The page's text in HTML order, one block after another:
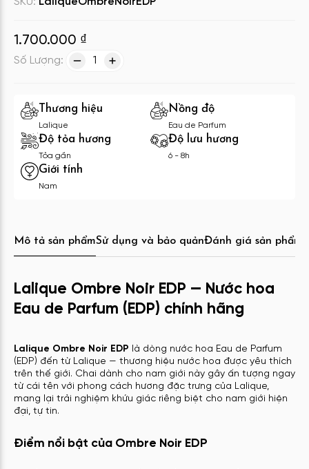
1.700.000 ₫
Số Lượng: 1
Thương hiệu
Lalique
Nồng độ
Eau de Parfum
Độ tỏa hương
Tỏa gần
Độ lưu hương
6 - 8h
Giới tính
Nam
Mô tả sản phẩmSử dụng và bảo quảnĐánh giá sản phẩm
Lalique Ombre Noir EDP — Nước hoa
Eau de Parfum (EDP) chính hãng
Lalique Ombre Noir EDP là dòng nước hoa Eau de Parfum
(EDP) đến từ Lalique — thương hiệu nước hoa được yêu thích
trên thế giới. Chai dành cho nam giới này gây ấn tượng ngay
từ cái tên với phong cách hương đặc trưng của Lalique,
mang lại trải nghiệm khứu giác riêng biệt cho nam giới hiện
đại, tự tin.
Điểm nổi bật của Ombre Noir EDP